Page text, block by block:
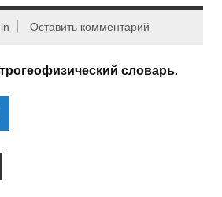
Оставить комментарий
словарь.